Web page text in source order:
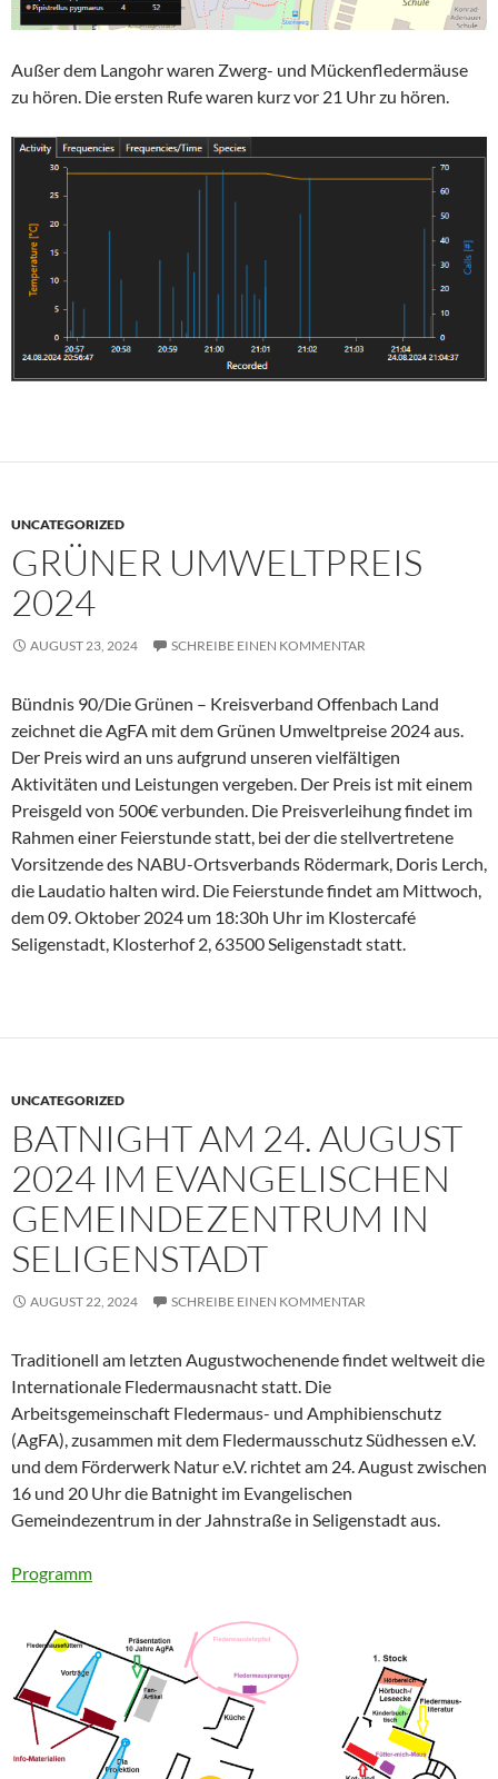
Außer dem Langohr waren Zwerg- und Mückenfledermäuse
zu hören. Die ersten Rufe waren kurz vor 21 Uhr zu hören.
UNCATEGORIZED
GRÜNER UMWELTPREIS
2024
AUGUST 23, 2024 SCHREIBE EINEN KOMMENTAR
Bündnis 90/Die Grünen – Kreisverband Offenbach Land
zeichnet die AgFA mit dem Grünen Umweltpreise 2024 aus.
Der Preis wird an uns aufgrund unseren vielfältigen
Aktivitäten und Leistungen vergeben. Der Preis ist mit einem
Preisgeld von 500€ verbunden. Die Preisverleihung findet im
Rahmen einer Feierstunde statt, bei der die stellvertretene
Vorsitzende des NABU-Ortsverbands Rödermark, Doris Lerch,
die Laudatio halten wird. Die Feierstunde findet am Mittwoch,
dem 09. Oktober 2024 um 18:30h Uhr im Klostercafé
Seligenstadt, Klosterhof 2, 63500 Seligenstadt statt.
UNCATEGORIZED
BATNIGHT AM 24. AUGUST
2024 IM EVANGELISCHEN
GEMEINDEZENTRUM IN
SELIGENSTADT
AUGUST 22, 2024 SCHREIBE EINEN KOMMENTAR
Traditionell am letzten Augustwochenende findet weltweit die
Internationale Fledermausnacht statt. Die
Arbeitsgemeinschaft Fledermaus- und Amphibienschutz
(AgFA), zusammen mit dem Fledermausschutz Südhessen e.V.
und dem Förderwerk Natur e.V. richtet am 24. August zwischen
16 und 20 Uhr die Batnight im Evangelischen
Gemeindezentrum in der Jahnstraße in Seligenstadt aus.
Programm